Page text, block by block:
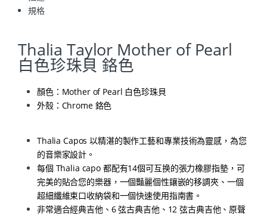
規格
Thalia Taylor Mother of Pearl
白色珍珠貝 鉻色
顏色：Mother of Pearl 白色珍珠貝
外殼：Chrome 鉻色
Thalia Capos 以精湛的製作工藝和專業技術為靈感，為您
的音樂家設計。
每個 Thalia capo 都配有14個可互换的張力橡膠指墊，可
完美的貼合您的樂器，一個豔麗個性鑲嵌的移調夾、一個
超細纖維束口收納袋和一個快速使用指南書。
非常適合經典吉他、6 弦古典吉他、12 弦古典吉他、原聲